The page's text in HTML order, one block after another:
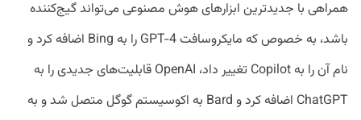
همراهی با جدیدترین ابزارهای هوش مصنوعی می‌تواند گیج‌کننده
باشد، به خصوص که مایکروسافت GPT-4 را به Bing اضافه کرد و
نام آن را به Copilot تغییر داد، OpenAI قابلیت‌های جدیدی را به
ChatGPT اضافه کرد و Bard به اکوسیستم گوگل متصل شد و به